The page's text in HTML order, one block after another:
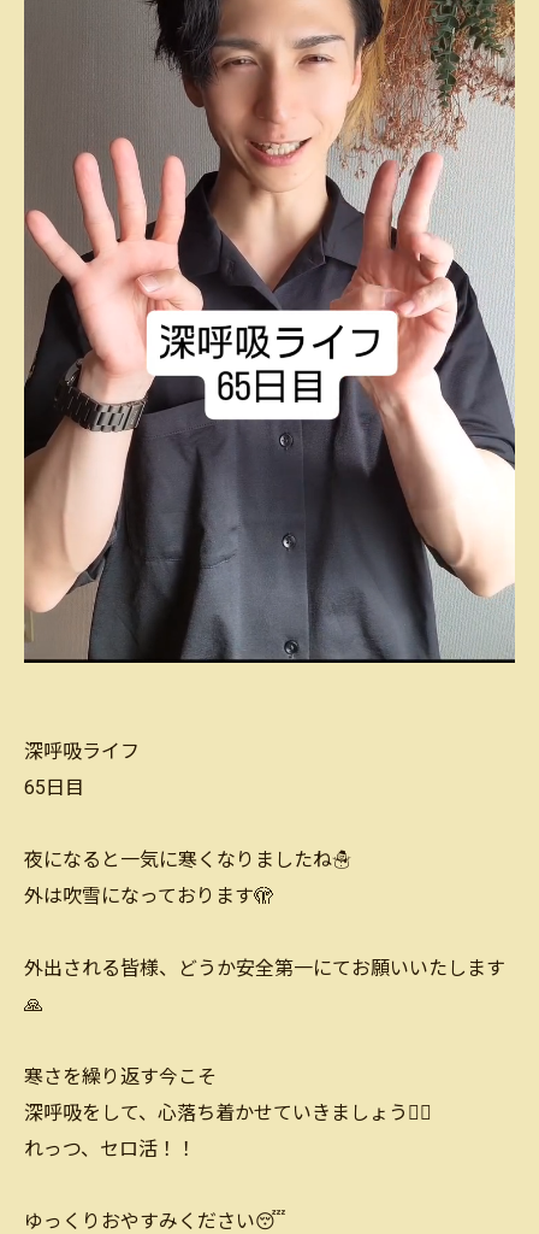
深呼吸ライフ
65日目
夜になると一気に寒くなりましたね☃️
外は吹雪になっております🫣
外出される皆様、どうか安全第一にてお願いいたします
🙏
寒さを繰り返す今こそ
深呼吸をして、心落ち着かせていきましょう🙆‍♂️
れっつ、セロ活！！
ゆっくりおやすみください😴